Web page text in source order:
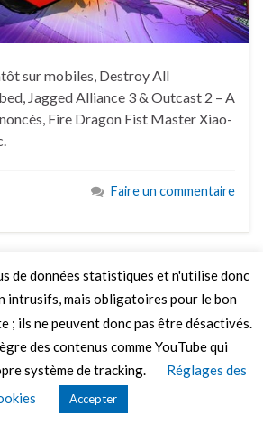
sur mobiles, Destroy All
Jagged Alliance 3 & Outcast 2 – A
Fire Dragon Fist Master Xiao-
Faire un commentaire
LIRE PLUS
Graphene
de données statistiques et n'utilise donc
intrusifs, mais obligatoires pour le bon
; ils ne peuvent donc pas être désactivés.
des contenus comme YouTube qui
système de tracking.
Réglages des
Accepter